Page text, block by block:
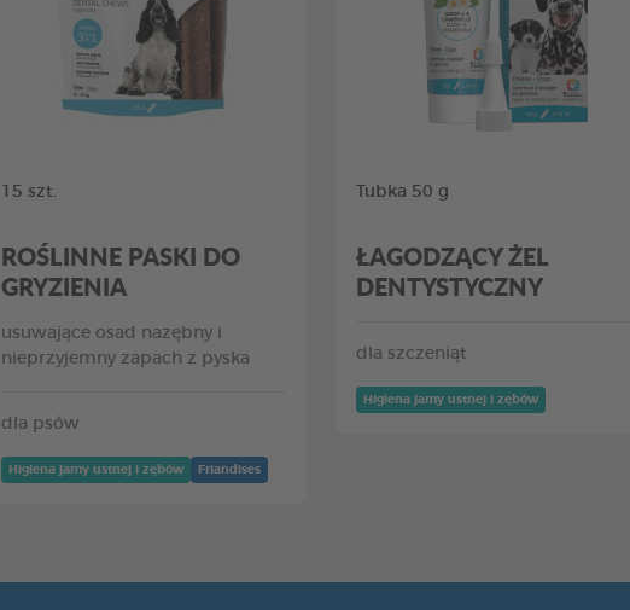
15 szt.
ROŚLINNE PASKI DO
GRYZIENIA
usuwające osad nazębny i
nieprzyjemny zapach z pyska
dla psów
Higiena jamy ustnej i zębów Friandises
Tubka 50 g
ŁAGODZĄCY ŻEL
DENTYSTYCZNY
dla szczeniąt
Higiena jamy ustnej i zębów